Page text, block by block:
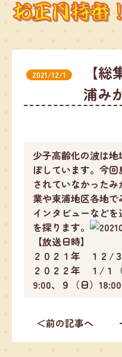
2021/12/1
【
浦み
少子高齢化の波は
ぼしています。今
されていなかった
業や東浦地区各地
インタビューなど
を探ります。
【放送日時】
２０２１年 １２/
２０２２年 １/１（
9:00、９（日）18:00
＜前の記事へ